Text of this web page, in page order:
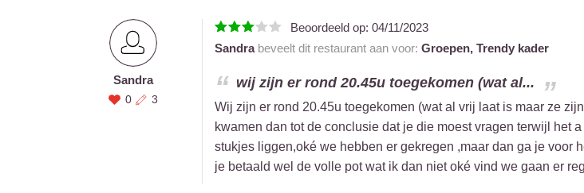
Sandra
0 3
Beoordeeld op: 04/11/2023
Sandrabeveelt dit restaurant aan voor: Groepen, Trendy kader
wij zijn er rond 20.45u toegekomen (wat al...
Wij zijn er rond 20.45u toegekomen (wat al vrij laat is maar ze
kwamen dan tot de conclusie dat je die moest vragen terwijl het
stukjes liggen,oké we hebben er gekregen ,maar dan ga je voor
je betaald wel de volle pot wat ik dan niet oké vind we gaan er